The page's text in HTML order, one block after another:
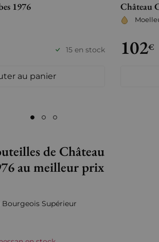
1976
15 en stock
au panier
Château
102€
de Château
au meilleur prix
Supérieur